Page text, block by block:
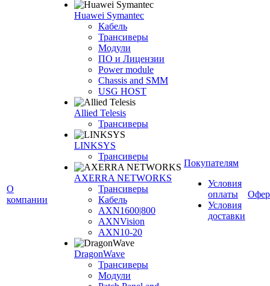
О
компании
Huawei Symantec
Кабель
Трансиверы
Модули
ПО и Лицензии
Power module
Chassis and SMM
USG HOST
Allied Telesis
Трансиверы
LINKSYS
Трансиверы
AXERRA NETWORKS
Трансиверы
Кабель
AXN1600|800
AXNVision
AXN10-20
DragonWave
Трансиверы
Модули
Покупателям
Условия
оплаты
Условия
доставки